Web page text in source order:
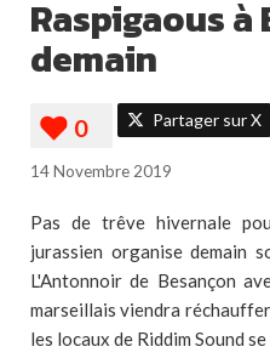
Raspigaous à
demain
Partager sur X
14 Novembre 2019
Pas de trêve hivernale
jurassien organise demain
L'Antonnoir de Besançon
marseillais viendra
les locaux de Riddim Sound